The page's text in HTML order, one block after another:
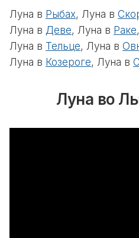
Луна в Рыбах, Луна в
Луна в Деве, Луна в Раке
Луна в Тельце, Луна в
Луна в Козероге, Луна в
Луна во